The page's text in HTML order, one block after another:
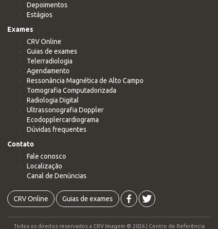
Depoimentos
Estágios
Exames
CRV Online
Guias de exames
Telerradiologia
Agendamento
Ressonância Magnética de Alto Campo
Tomografia Computadorizada
Radiologia Digital
Ultrassonografia Doppler
Ecodopplercardiograma
Dúvidas frequentes
Contato
Fale conosco
Localização
Canal de Denúncias
CRV Online Guias de exames
Todos os direitos reservados a CRV Imagem © 2026 | Centro de Referência